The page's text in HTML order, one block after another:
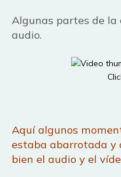
Algunas partes de la
audio.
Aquí algunos
estaba abarrotada y
bien el audio y el